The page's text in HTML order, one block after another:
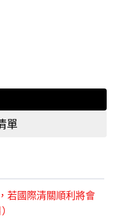
單
若國際清關順利將會